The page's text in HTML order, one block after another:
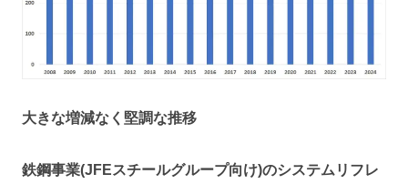
大きな増減なく堅調な推移
鉄鋼事業(JFEスチールグループ向け)のシステムリフレ